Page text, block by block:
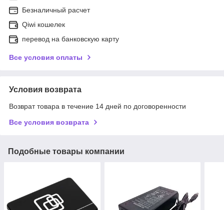
Безналичный расчет
Qiwi кошелек
перевод на банковскую карту
Все условия оплаты
Условия возврата
Возврат товара в течение 14 дней по договоренности
Все условия возврата
Подобные товары компании